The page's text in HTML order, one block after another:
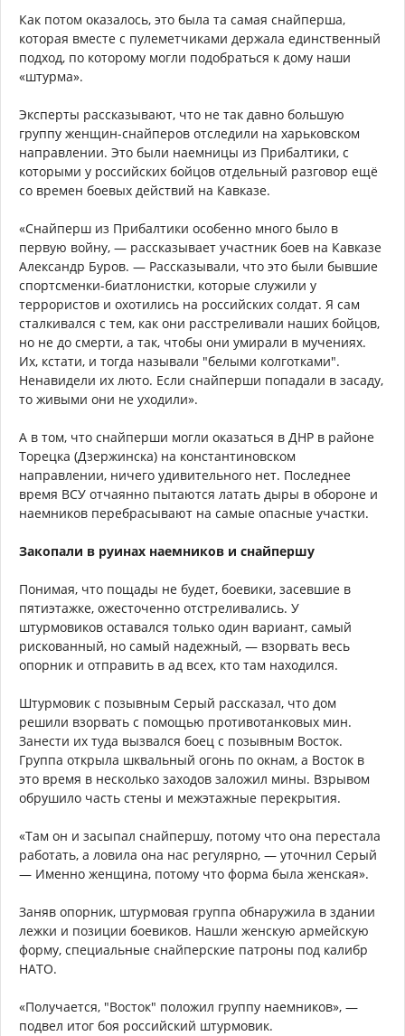
Как потом оказалось, это была та самая снайперша,
которая вместе с пулеметчиками держала единственный
подход, по которому могли подобраться к дому наши
«штурма».
Эксперты рассказывают, что не так давно большую
группу женщин-снайперов отследили на харьковском
направлении. Это были наемницы из Прибалтики, с
которыми у российских бойцов отдельный разговор ещё
со времен боевых действий на Кавказе.
«Снайперш из Прибалтики особенно много было в
первую войну, — рассказывает участник боев на Кавказе
Александр Буров. — Рассказывали, что это были бывшие
спортсменки-биатлонистки, которые служили у
террористов и охотились на российских солдат. Я сам
сталкивался с тем, как они расстреливали наших бойцов,
но не до смерти, а так, чтобы они умирали в мучениях.
Их, кстати, и тогда называли "белыми колготками".
Ненавидели их люто. Если снайперши попадали в засаду,
то живыми они не уходили».
А в том, что снайперши могли оказаться в ДНР в районе
Торецка (Дзержинска) на константиновском
направлении, ничего удивительного нет. Последнее
время ВСУ отчаянно пытаются латать дыры в обороне и
наемников перебрасывают на самые опасные участки.
Закопали в руинах наемников и снайпершу
Понимая, что пощады не будет, боевики, засевшие в
пятиэтажке, ожесточенно отстреливались. У
штурмовиков оставался только один вариант, самый
рискованный, но самый надежный, — взорвать весь
опорник и отправить в ад всех, кто там находился.
Штурмовик с позывным Серый рассказал, что дом
решили взорвать с помощью противотанковых мин.
Занести их туда вызвался боец с позывным Восток.
Группа открыла шквальный огонь по окнам, а Восток в
это время в несколько заходов заложил мины. Взрывом
обрушило часть стены и межэтажные перекрытия.
«Там он и засыпал снайпершу, потому что она перестала
работать, а ловила она нас регулярно, — уточнил Серый
— Именно женщина, потому что форма была женская».
Заняв опорник, штурмовая группа обнаружила в здании
лежки и позиции боевиков. Нашли женскую армейскую
форму, специальные снайперские патроны под калибр
НАТО.
«Получается, "Восток" положил группу наемников», —
подвел итог боя российский штурмовик.